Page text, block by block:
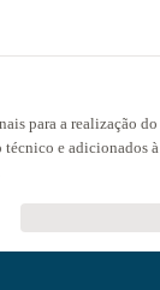
para a realização do
técnico e adicionados à